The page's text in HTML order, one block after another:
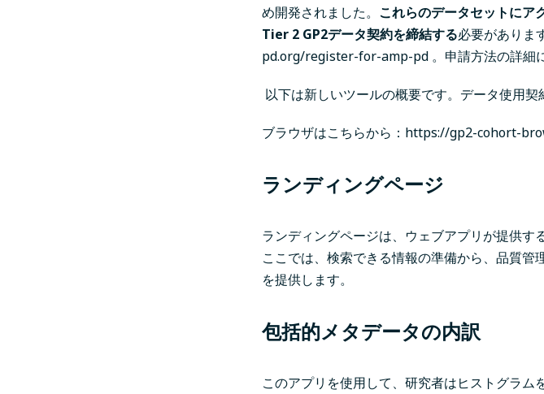
め開発されました。 これらのデータセットにア
Tier 2 GP2データ契約を締結する必要がありま
pd.org/register-for-amp-pd 。申請方法の詳細
以下は新しいツールの概要です。データ使用
ブラウザはこちらから： https://gp2-cohort-
ランディングページ
ランディングページは、ウェブアプリが提供す
ここでは、検索できる情報の準備から、品質
を提供します。
包括的メタデータの内訳
このアプリを使用して、研究者はヒストグラム